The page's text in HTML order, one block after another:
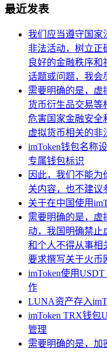
最近发表
我们应当遵守国家
非法活动，树立正
良好的金融秩序
话题或问题，我会
需要明确的是，虚
货币衍生品交易等
危害国家金融安全
虚拟货币相关的非
imToken钱包名称
专属钱包标识
因此，我们不能为
关内容，也不建议
关于在中国使用
需要明确的是，虚
动，我国明确禁止
和个人不得从事相
要求撰写关于火币
imToken使用
作
LUNA资产存入
imToken TRX钱包
管理
需要明确的是，加